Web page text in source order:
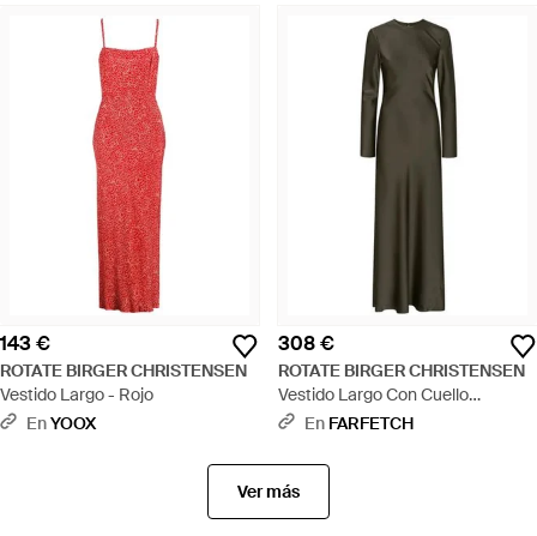
143 €
ROTATE BIRGER CHRISTENSEN
Vestido Largo - Rojo
EnYOOX
308 €
ROTATE BIRGER CHRISTENSEN
Vestido Largo Con Cuello
Redondo - Verde
En FARFETCH
Ver más